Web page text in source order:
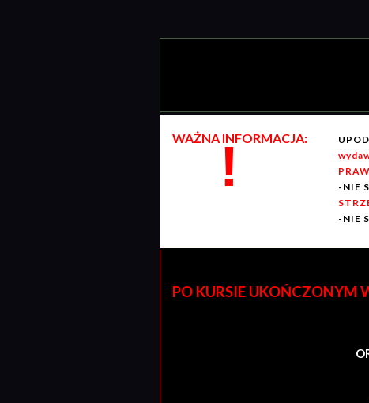
WAŻNA INFORMACJA:
!
-NIE
-NIE
PO KURSIE